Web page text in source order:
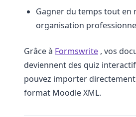
Gagner du temps tout en
organisation
Grâce à Formswrite , vos
deviennent des quiz
pouvez importer
format Moodle XML.